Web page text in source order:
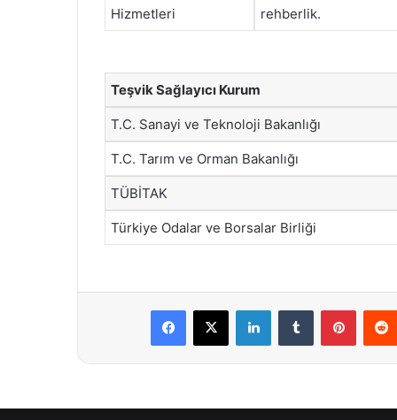
Hizmetleri
rehberlik.
Teşvik Sağlayıcı Kurum
T.C. Sanayi ve Teknoloji Bakanlığı
T.C. Tarım ve Orman Bakanlığı
TÜBİTAK
Türkiye Odalar ve Borsalar Birliği
Facebook
X LinkedInTumblr